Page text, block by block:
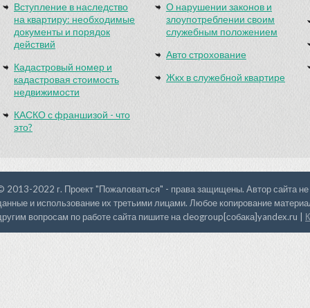
Вступление в наследство
на квартиру: необходимые
документы и порядок
действий
Кадастровый номер и
кадастровая стоимость
недвижимости
КАСКО с франшизой - что
это?
О нарушении законов и
злоупотреблении своим
служебным положением
Авто строхование
Жкх в служебной квартире
2013-2022 г. Проект "Пожаловаться" - права защищены. Автор сайта не
и использование их третьими лицами. Любое копирование
вопросам по работе сайта пишите на cleogroup[собака]yandex.ru |